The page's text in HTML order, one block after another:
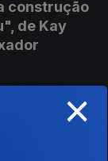
construção
de Kay
Ribeiro e
Calca
×